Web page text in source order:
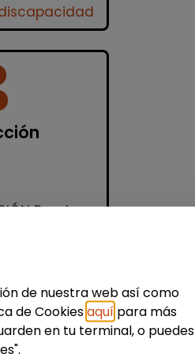
Desde
igual o
de nuestra web así como
de Cookiesaquí para más
en tu terminal, o puedes